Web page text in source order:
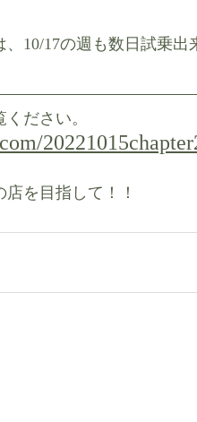
10/17の週も数日試乗出
ださい。
を目指して！！